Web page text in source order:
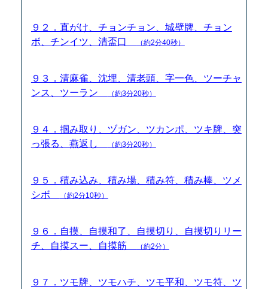
９２．直がけ、チョンチョン、城壁牌、チョン
ボ、チンイツ、清盃口
（約2分40秒）
９３．清麻雀、沈埋、清老頭、字一色、ツーチャ
ンス、ツーラン
（約3分20秒）
９４．掴み取り、ヅガン、ツカンポ、ツキ牌、突
っ張る、燕返し
（約3分20秒）
９５．積み込み、積み場、積み符、積み棒、ツメ
シボ
（約2分10秒）
９６．自摸、自摸和了、自摸切り、自摸切りリー
チ、自摸スー、自摸筋
（約2分）
９７．ツモ牌、ツモハチ、ツモ平和、ツモ符、ツ